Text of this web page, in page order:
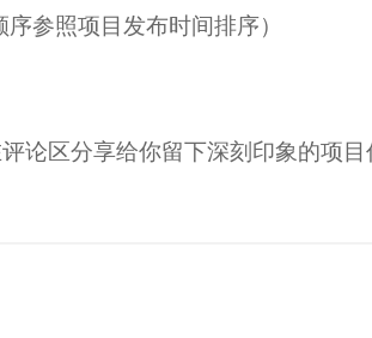
序参照项目发布时间排序）
论区分享给你留下深刻印象的项目